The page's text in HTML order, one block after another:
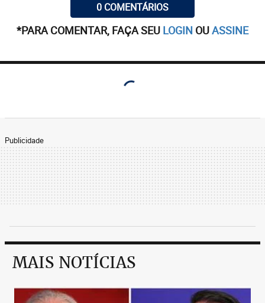
0 COMENTÁRIOS
*PARA COMENTAR, FAÇA SEU LOGIN OUASSINE
Publicidade
MAIS NOTÍCIAS